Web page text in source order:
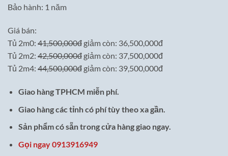
Bảo hành: 1 năm
Giá bán:
Tủ 2m0: 41,500,000đ giảm còn: 36,500,000đ
Tủ 2m2: 42,500,000đ giảm còn: 37,500,000đ
Tủ 2m4: 44,500,000đ giảm còn: 39,500,000đ
Giao hàng TPHCM miễn phí.
Giao hàng các tỉnh có phí tùy theo xa gần.
Sản phẩm có sẵn trong cửa hàng giao ngay.
Gọi ngay 0913916949